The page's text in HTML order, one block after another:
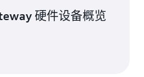
硬件设备概览